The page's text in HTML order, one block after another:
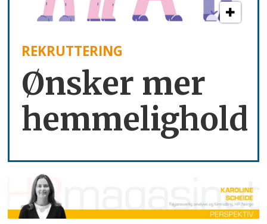
REKRUTTERING
Ønsker mer
hemmelighold